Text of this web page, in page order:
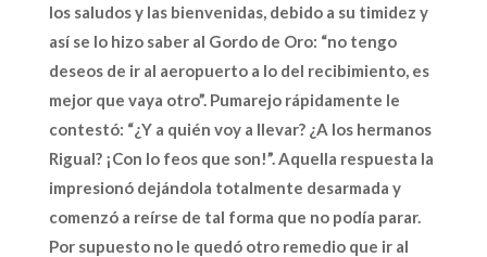
los saludos y las bienvenidas, debido a su timidez y
así se lo hizo saber al Gordo de Oro: “no tengo
deseos de ir al aeropuerto a lo del recibimiento, es
mejor que vaya otro”. Pumarejo rápidamente le
contestó: “¿Y a quién voy a llevar? ¿A los hermanos
Rigual? ¡Con lo feos que son!”. Aquella respuesta la
impresionó dejándola totalmente desarmada y
comenzó a reírse de tal forma que no podía parar.
Por supuesto no le quedó otro remedio que ir al